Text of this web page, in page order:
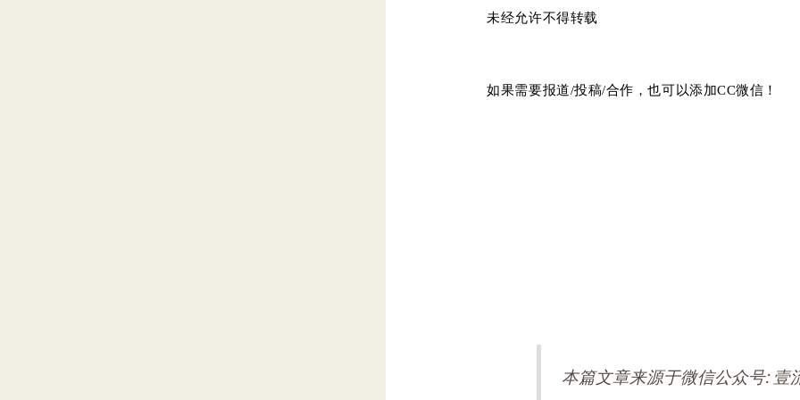
未经允许不得转载
如果需要报道/投稿/合作，也可以添加CC微信！
本篇文章来源于微信公众号: 壹